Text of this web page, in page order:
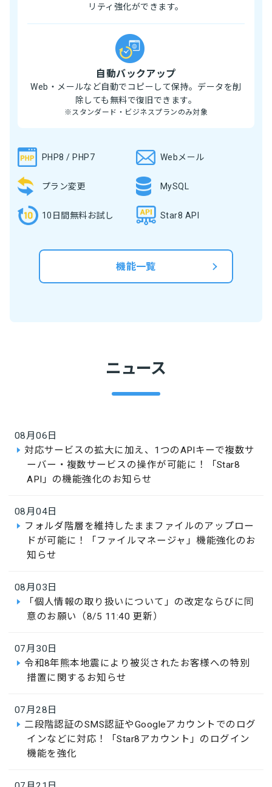
リティ強化ができます。
自動バックアップ
Web・メールなど自動でコピーして保持。データを削
除しても無料で復旧できます。
※スタンダード・ビジネスプランのみ対象
PHP8 / PHP7 Webメール
プラン変更 MySQL
10日間無料お試し Star8 API
機能一覧
ニュース
08月06日
対応サービスの拡大に加え、1つのAPIキーで複数サ
ーバー・複数サービスの操作が可能に！「Star8
API」の機能強化のお知らせ
08月04日
フォルダ階層を維持したままファイルのアップロー
ドが可能に！「ファイルマネージャ」機能強化のお
知らせ
08月03日
「個人情報の取り扱いについて」の改定ならびに同
意のお願い（8/5 11:40 更新）
07月30日
令和8年熊本地震により被災されたお客様への特別
措置に関するお知らせ
07月28日
二段階認証のSMS認証やGoogleアカウントでのログ
インなどに対応！「Star8アカウント」のログイン
機能を強化